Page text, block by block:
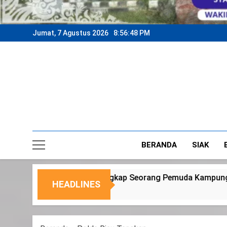
Jumat, 7 Agustus 2026 8:56:51 PM
BERANDA SIAK
HEADLINES
Pemuda Kampung Temusai Dukung